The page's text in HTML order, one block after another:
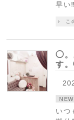
早い
こ
◯。
す
いつ